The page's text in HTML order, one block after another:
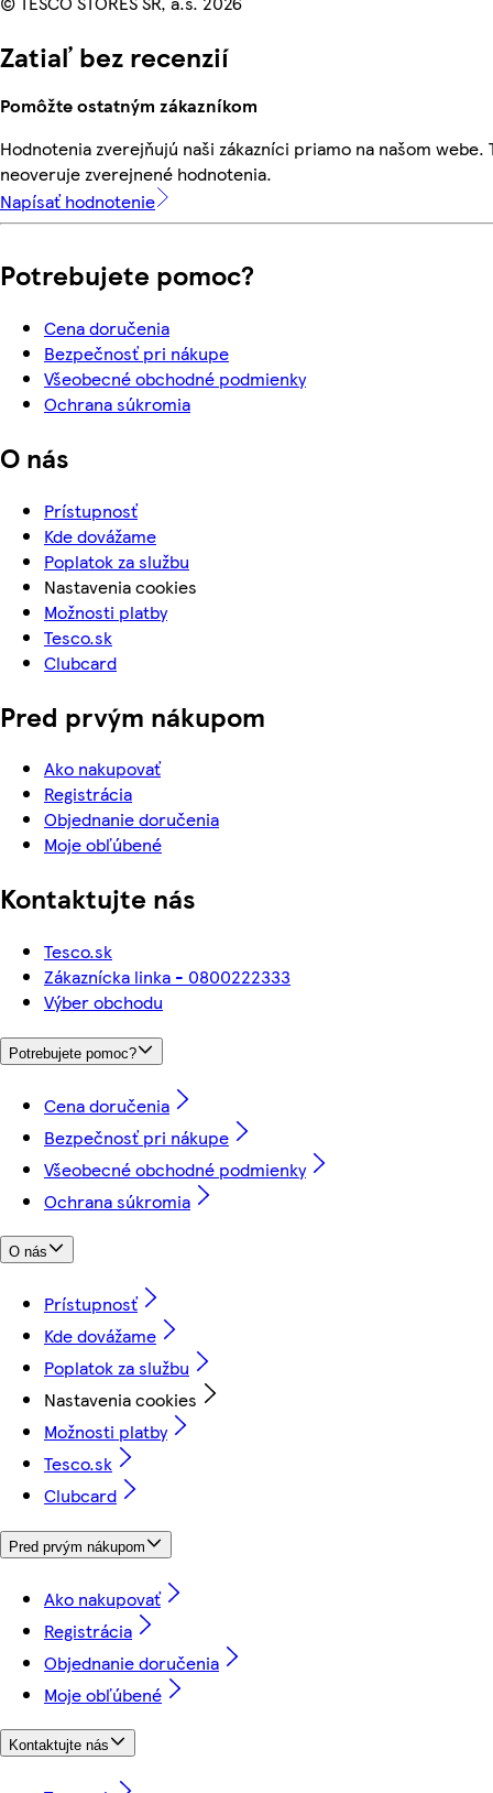
Zatiaľ bez recenzií
Pomôžte ostatným zákazníkom
Hodnotenia zverejňujú naši zákazníci priamo na našom webe.
neoveruje zverejnené hodnotenia.
Napísať hodnotenie
Potrebujete pomoc?
Cena doručenia
Bezpečnosť pri nákupe
Všeobecné obchodné podmienky
Ochrana súkromia
O nás
Prístupnosť
Kde dovážame
Poplatok za službu
Nastavenia cookies
Možnosti platby
Tesco.sk
Clubcard
Pred prvým nákupom
Ako nakupovať
Registrácia
Objednanie doručenia
Moje obľúbené
Kontaktujte nás
Tesco.sk
Zákaznícka linka - 0800222333
Výber obchodu
Potrebujete pomoc?
Cena doručenia
Bezpečnosť pri nákupe
Všeobecné obchodné podmienky
Ochrana súkromia
O nás
Prístupnosť
Kde dovážame
Poplatok za službu
Nastavenia cookies
Možnosti platby
Tesco.sk
Clubcard
Pred prvým nákupom
Ako nakupovať
Registrácia
Objednanie doručenia
Moje obľúbené
Kontaktujte nás